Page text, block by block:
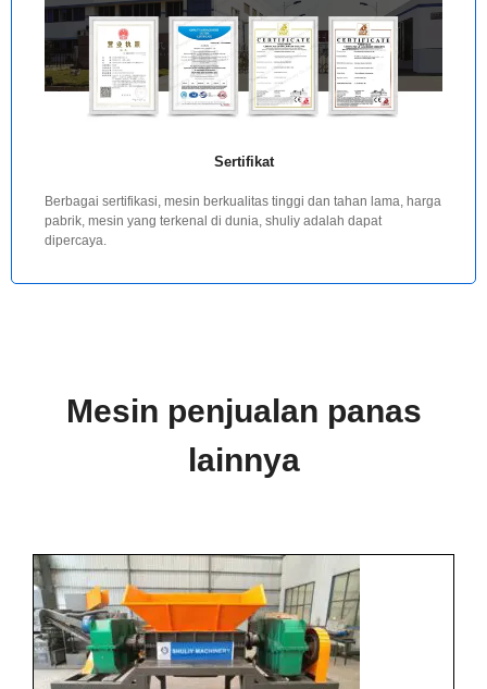
Sertifikat
Berbagai sertifikasi, mesin berkualitas tinggi dan tahan lama, harga
pabrik, mesin yang terkenal di dunia, shuliy adalah dapat
dipercaya.
Mesin penjualan panas
lainnya